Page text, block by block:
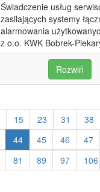
Świadczenie usług
zasilających systemy
alarmowania
z o.o. KWK Bobrek-
Rozwiń
15 23 31 38
44 45 46 47
81 89 97 106